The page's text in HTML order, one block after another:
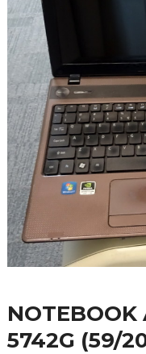
NOTEBOOK
5742G (59/